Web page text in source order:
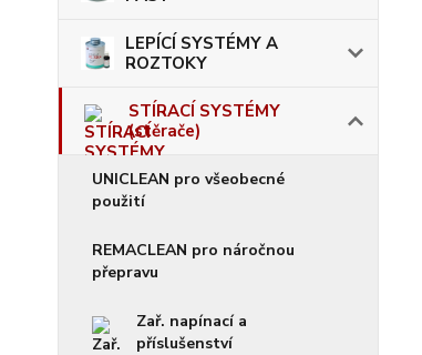
LEPÍCÍ SYSTÉMY A
ROZTOKY
STÍRACÍ SYSTÉMY
(stěrače)
UNICLEAN pro všeobecné
použití
REMACLEAN pro náročnou
přepravu
Zař. napínací a
příslušenství